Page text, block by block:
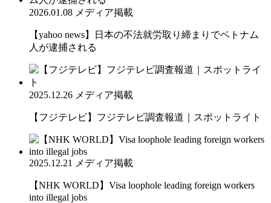
2026.01.08 メディア掲載
【yahoo news】日本の不法就労取り締まりでベトナム
人が逮捕される
2025.12.26 メディア掲載
【フジテレビ】フジテレビ調査報道｜スポットライト
2025.12.21 メディア掲載
【NHK WORLD】Visa loophole leading foreign workers
into illegal jobs